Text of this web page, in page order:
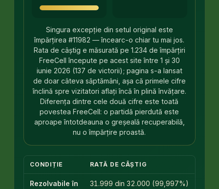
Singura excepție din setul original este
împărțirea #11982 — încearc-o chiar tu mai jos.
Rata de câștig e măsurată pe 1.234 de împărțiri
FreeCell începute pe acest site între 1 și 30
iunie 2026 (137 de victorii); pagina s-a lansat
de doar câteva săptămâni, așa că primele cifre
înclină spre vizitatori aflați încă în plină învățare.
Diferența dintre cele două cifre este toată
povestea FreeCell: o partidă pierdută este
aproape întotdeauna o greșeală recuperabilă,
nu o împărțire proastă.
CONDIȚIE RATĂ DE CÂȘTIG
Rezolvabile în
31.999 din 32.000 (99,997%)